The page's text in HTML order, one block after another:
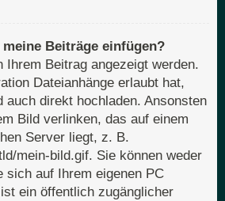
Beiträge einfügen?
Ihrem Beitrag angezeigt werden.
Dateianhänge erlaubt hat,
auch direkt hochladen. Ansonsten
Bild verlinken, das auf einem
Server liegt, z. B.
mein-bild.gif. Sie können weder
sich auf Ihrem eigenen PC
ein öffentlich zugänglicher